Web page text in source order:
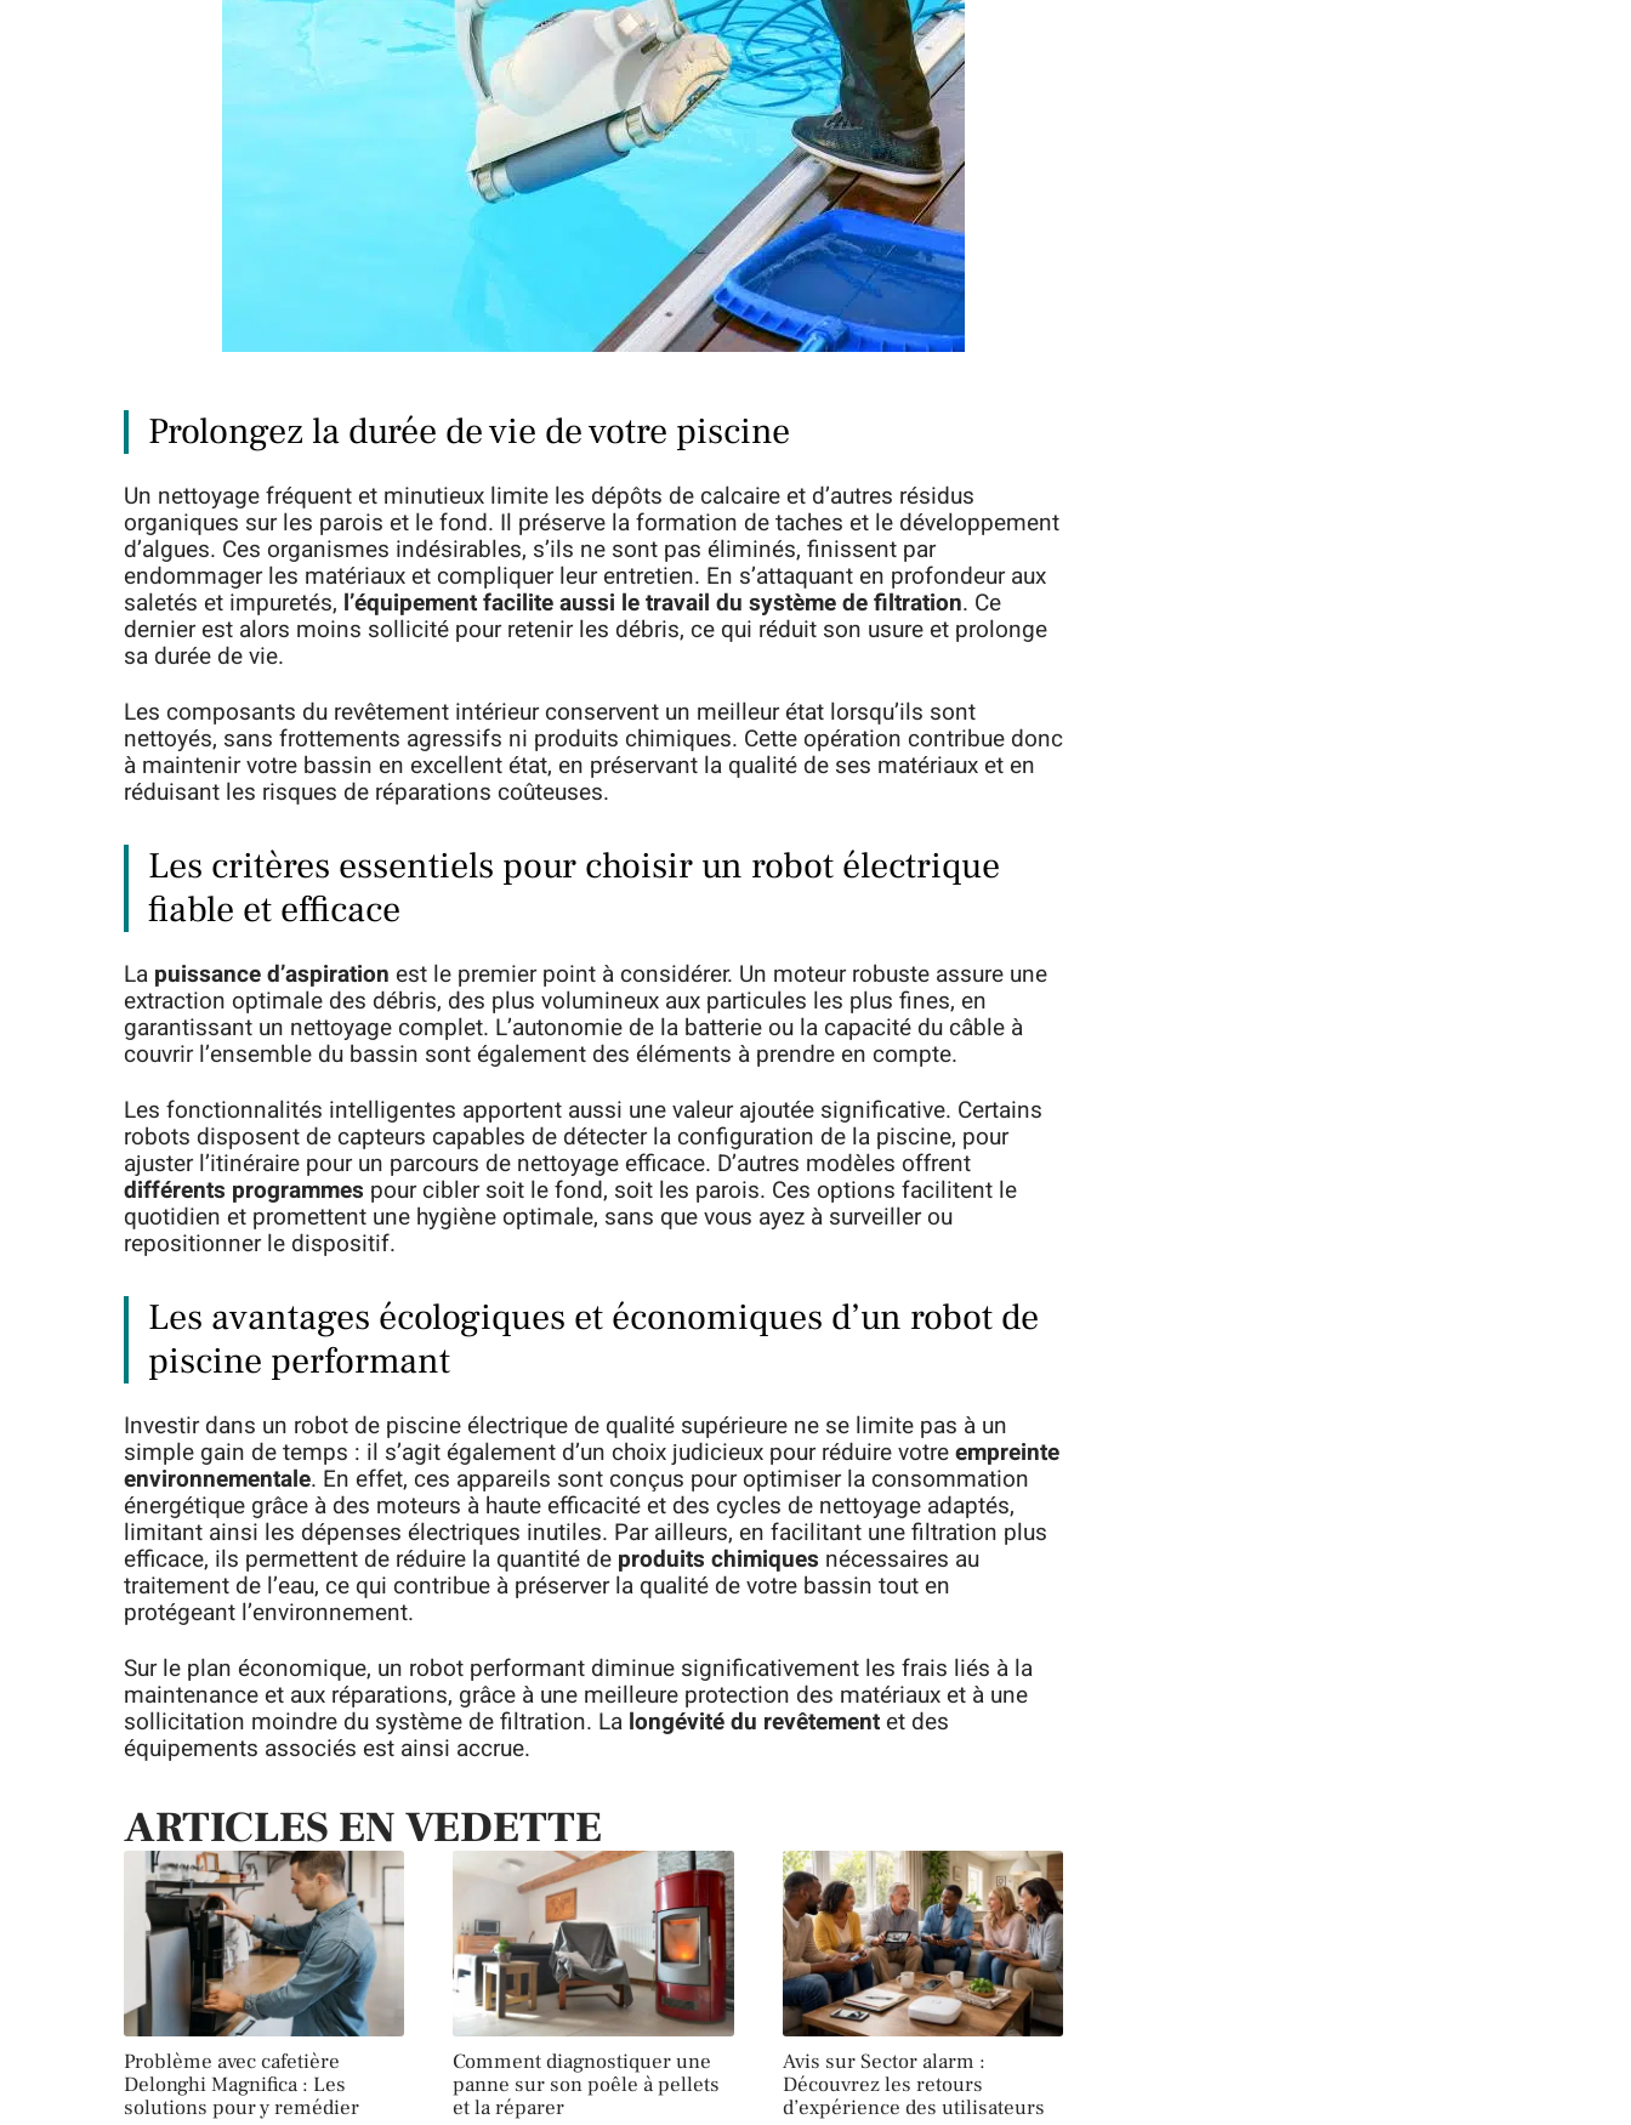
Prolongez la durée de vie de votre piscine
Un nettoyage fréquent et minutieux limite les dépôts de calcaire et d’autres résidus
organiques sur les parois et le fond. Il préserve la formation de taches et le développement
d’algues. Ces organismes indésirables, s’ils ne sont pas éliminés, finissent par
endommager les matériaux et compliquer leur entretien. En s’attaquant en profondeur aux
saletés et impuretés, l’équipement facilite aussi le travail du système de filtration. Ce
dernier est alors moins sollicité pour retenir les débris, ce qui réduit son usure et prolonge
sa durée de vie.
Les composants du revêtement intérieur conservent un meilleur état lorsqu’ils sont
nettoyés, sans frottements agressifs ni produits chimiques. Cette opération contribue donc
à maintenir votre bassin en excellent état, en préservant la qualité de ses matériaux et en
réduisant les risques de réparations coûteuses.
Les critères essentiels pour choisir un robot électrique
fiable et efficace
La puissance d’aspiration est le premier point à considérer. Un moteur robuste assure une
extraction optimale des débris, des plus volumineux aux particules les plus fines, en
garantissant un nettoyage complet. L’autonomie de la batterie ou la capacité du câble à
couvrir l’ensemble du bassin sont également des éléments à prendre en compte.
Les fonctionnalités intelligentes apportent aussi une valeur ajoutée significative. Certains
robots disposent de capteurs capables de détecter la configuration de la piscine, pour
ajuster l’itinéraire pour un parcours de nettoyage efficace. D’autres modèles offrent
différents programmes pour cibler soit le fond, soit les parois. Ces options facilitent le
quotidien et promettent une hygiène optimale, sans que vous ayez à surveiller ou
repositionner le dispositif.
Les avantages écologiques et économiques d’un robot de
piscine performant
Investir dans un robot de piscine électrique de qualité supérieure ne se limite pas à un
simple gain de temps : il s’agit également d’un choix judicieux pour réduire votreempreinte
environnementale. En effet, ces appareils sont conçus pour optimiser la consommation
énergétique grâce à des moteurs à haute efficacité et des cycles de nettoyage adaptés,
limitant ainsi les dépenses électriques inutiles. Par ailleurs, en facilitant une filtration plus
efficace, ils permettent de réduire la quantité de produits chimiques nécessaires au
traitement de l’eau, ce qui contribue à préserver la qualité de votre bassin tout en
protégeant l’environnement.
Sur le plan économique, un robot performant diminue significativement les frais liés à la
maintenance et aux réparations, grâce à une meilleure protection des matériaux et à une
sollicitation moindre du système de filtration. La longévité du revêtementet des
équipements associés est ainsi accrue.
ARTICLES EN VEDETTE
Problème avec cafetière
Delonghi Magnifica : Les
solutions pour y remédier
Comment diagnostiquer une
panne sur son poêle à pellets
et la réparer
Avis sur Sector alarm :
Découvrez les retours
d’expérience des utilisateurs